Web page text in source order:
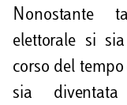
Nonostante
elettorale si
corso del
sia